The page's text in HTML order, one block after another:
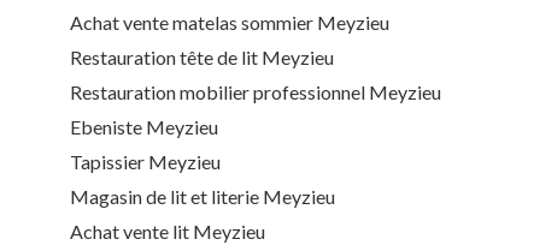
Achat vente matelas sommier Meyzieu
Restauration tête de lit Meyzieu
Restauration mobilier professionnel Meyzieu
Ebeniste Meyzieu
Tapissier Meyzieu
Magasin de lit et literie Meyzieu
Achat vente lit Meyzieu